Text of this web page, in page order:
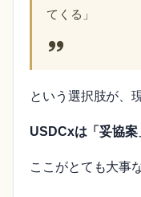
てくる」
という選択肢が、
USDCxは「妥協案
ここがとても大事